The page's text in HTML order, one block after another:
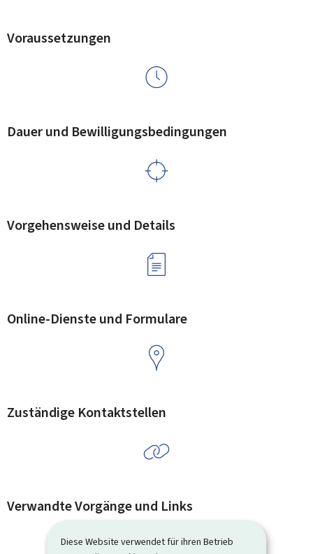
Diese Website verwendet für ihren Betrieb
Voraussetzungen
Dauer und Bewilligungsbedingungen
Vorgehensweise und Details
Online-Dienste und Formulare
Zuständige Kontaktstellen
Verwandte Vorgänge und Links